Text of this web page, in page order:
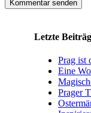
Letzte
Prag ist
Eine
Prager